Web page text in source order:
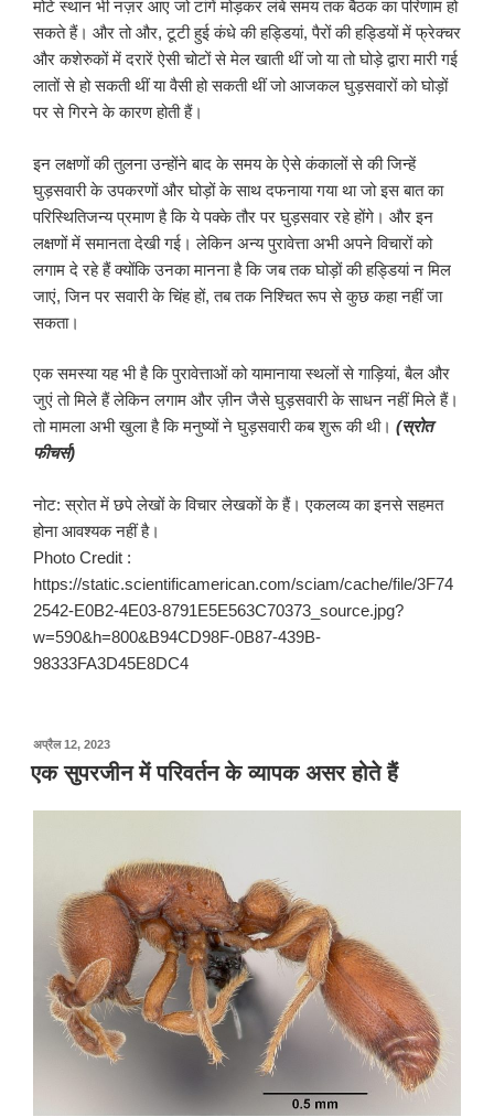
मोटे स्थान भी नज़र आए जो टांगें मोड़कर लंबे समय तक बैठक का परिणाम हो
सकते हैं। और तो और, टूटी हुई कंधे की हड्डियां, पैरों की हड्डियों में फ्रेक्चर
और कशेरुकों में दरारें ऐसी चोटों से मेल खाती थीं जो या तो घोड़े द्वारा मारी गई
लातों से हो सकती थीं या वैसी हो सकती थीं जो आजकल घुड़सवारों को घोड़ों
पर से गिरने के कारण होती हैं।
इन लक्षणों की तुलना उन्होंने बाद के समय के ऐसे कंकालों से की जिन्हें
घुड़सवारी के उपकरणों और घोड़ों के साथ दफनाया गया था जो इस बात का
परिस्थितिजन्य प्रमाण है कि ये पक्के तौर पर घुड़सवार रहे होंगे। और इन
लक्षणों में समानता देखी गई। लेकिन अन्य पुरावेत्ता अभी अपने विचारों को
लगाम दे रहे हैं क्योंकि उनका मानना है कि जब तक घोड़ों की हड्डियां न मिल
जाएं, जिन पर सवारी के चिंह हों, तब तक निश्चित रूप से कुछ कहा नहीं जा
सकता।
एक समस्या यह भी है कि पुरावेत्ताओं को यामानाया स्थलों से गाड़ियां, बैल और
जुएं तो मिले हैं लेकिन लगाम और ज़ीन जैसे घुड़सवारी के साधन नहीं मिले हैं।
तो मामला अभी खुला है कि मनुष्यों ने घुड़सवारी कब शुरू की थी। (स्रोत
फीचर्स)
नोट: स्रोत में छपे लेखों के विचार लेखकों के हैं। एकलव्य का इनसे सहमत
होना आवश्यक नहीं है।
Photo Credit :
https://static.scientificamerican.com/sciam/cache/file/3F74
2542-E0B2-4E03-8791E5E563C70373_source.jpg?
w=590&h=800&B94CD98F-0B87-439B-
98333FA3D45E8DC4
अप्रैल 12, 2023पर
प्रकाशित
किया
एक सुपरजीन में परिवर्तन के व्यापक असर होते हैं